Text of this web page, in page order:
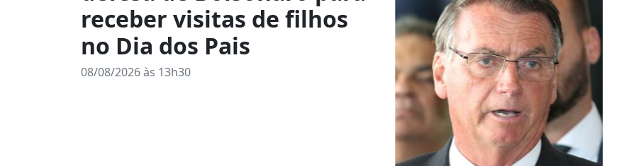
receber visitas de filhos
no Dia dos Pais
08/08/2026 às 13h30